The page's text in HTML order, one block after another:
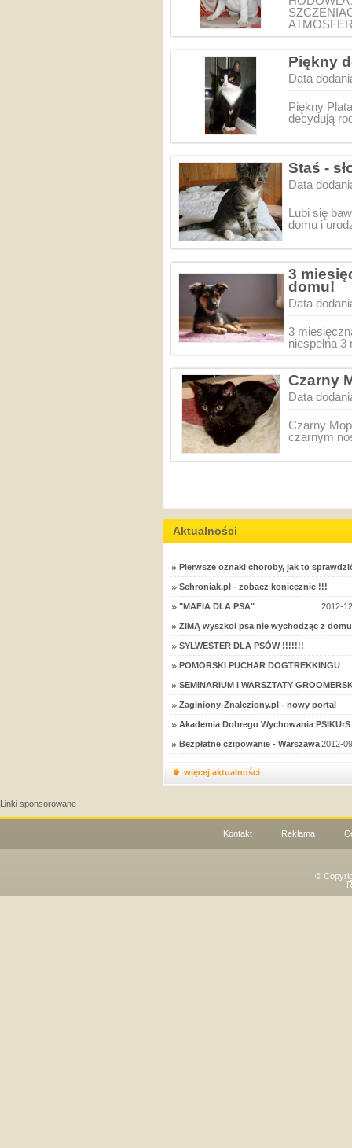
Piękny
Data
Piękny
decydują
Staś -
Data
Lubi się
domu i
3
domu!
Data
3
niespełna
Czarny
Data
Czarny
czarnym
Aktualności
Pierwsze oznaki choroby, jak to
Schroniak.pl - zobacz koniecznie !!!
"MAFIA DLA PSA" 2012-
ZIMĄ wyszkol psa nie wychodząc z
SYLWESTER DLA PSÓW !!!!!!!
POMORSKI PUCHAR DOGTREKKINGU
SEMINARIUM I WARSZTATY
Zaginiony-Znaleziony.pl - nowy portal
Akademia Dobrego Wychowania
Bezpłatne czipowanie - Warszawa2012-
więcej aktualności
Linki sponsorowane
Kontakt Reklama
©